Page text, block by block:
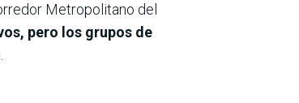
Metropolitano del
pero los grupos de